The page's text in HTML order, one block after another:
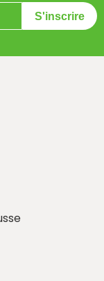
S'inscrire